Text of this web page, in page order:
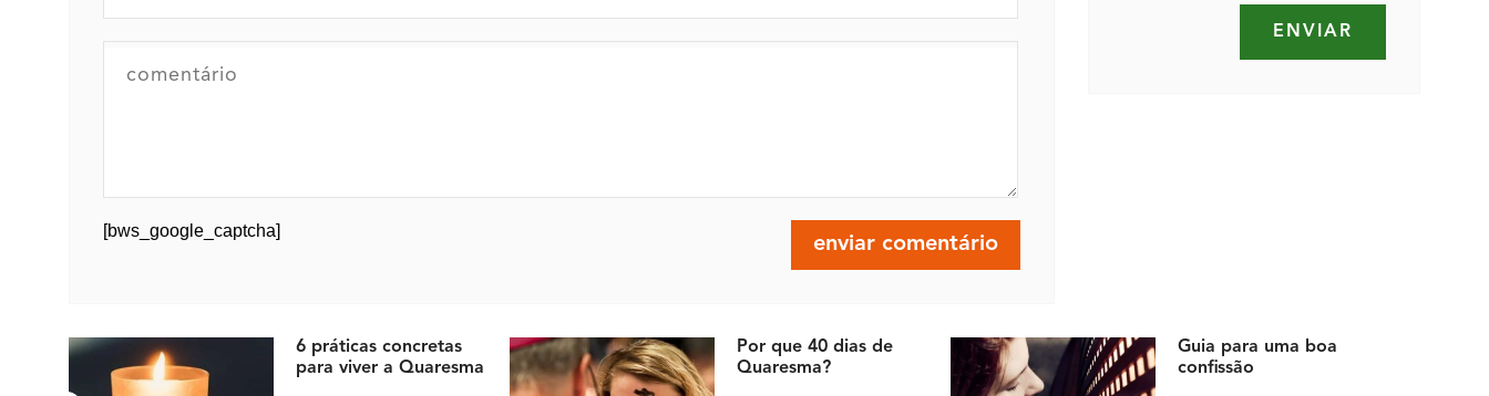
[bws_google_captcha]
6 práticas concretas
para viver a Quaresma
Por que 40 dias de
Quaresma?
Guia para uma boa
confissão